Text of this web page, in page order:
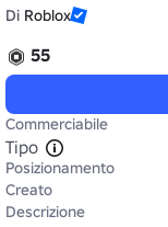
Di Roblox
55
Commerciabile
Tipo
Posizionamento
Creato
Descrizione